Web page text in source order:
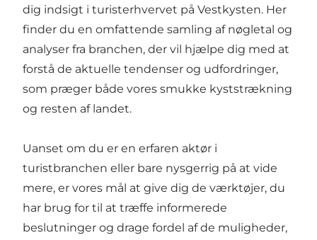
dig indsigt i turisterhvervet på Vestkysten. Her
finder du en omfattende samling af nøgletal og
analyser fra branchen, der vil hjælpe dig med at
forstå de aktuelle tendenser og udfordringer,
som præger både vores smukke kyststrækning
og resten af landet.
Uanset om du er en erfaren aktør i
turistbranchen eller bare nysgerrig på at vide
mere, er vores mål at give dig de værktøjer, du
har brug for til at træffe informerede
beslutninger og drage fordel af de muligheder,